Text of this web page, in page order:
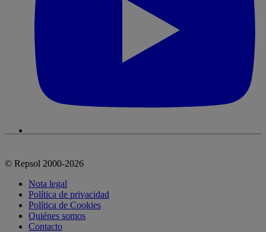
© Repsol 2000-2026
Nota legal
Política de privacidad
Política de Cookies
Quiénes somos
Contacto